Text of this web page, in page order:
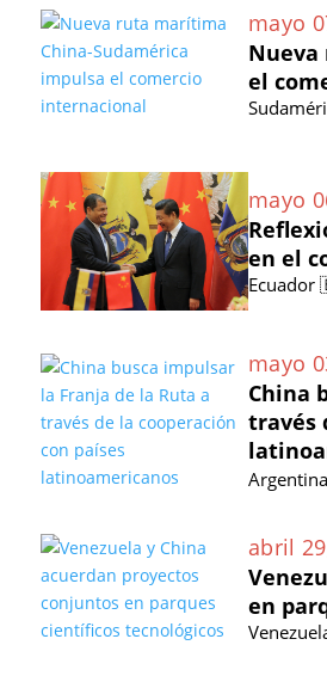
mayo
el
mayo
en el
mayo
China
través
abril
en